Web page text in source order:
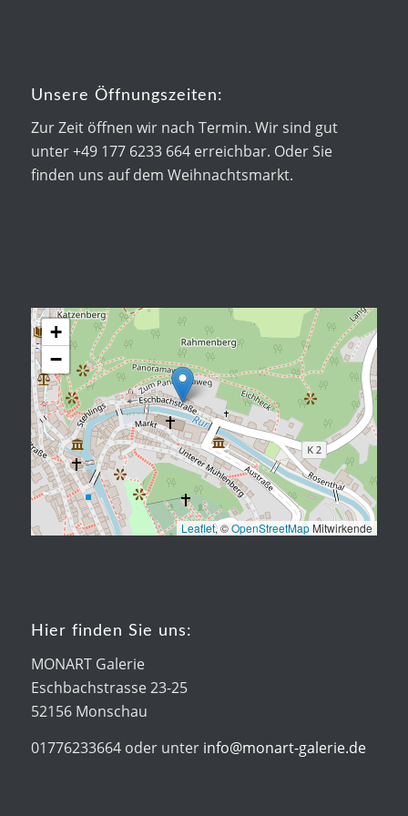
Unsere Öffnungszeiten:
Zur Zeit öffnen wir nach Termin. Wir sind gut
unter +49 177 6233 664 erreichbar. Oder Sie
finden uns auf dem Weihnachtsmarkt.
+
−
Leaflet, ©OpenStreetMap Mitwirkende
Hier finden Sie uns:
MONART Galerie
Eschbachstrasse 23-25
52156 Monschau
01776233664 oder unter info@monart-galerie.de